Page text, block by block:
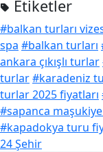
Etiketler
#balkan turları
spa #balkan turları
ankara çıkışlı turlar
turlar#karadeniz
turlar 2025 fiyatları
#sapanca
#kapadokya turu
24 Şehir